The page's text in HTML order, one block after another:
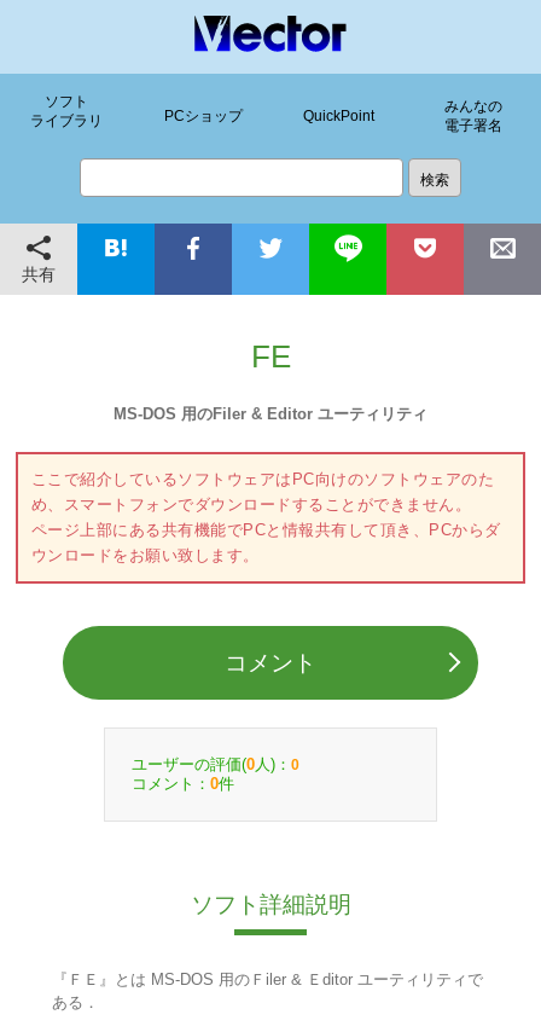
ソフト
ライブラリ
PCショップ QuickPoint
みんなの
電子署名
共有
FE
MS-DOS 用のFiler & Editor ユーティリティ
ここで紹介しているソフトウェアはPC向けのソフトウェアのた
め、スマートフォンでダウンロードすることができません。
ページ上部にある共有機能でPCと情報共有して頂き、PCからダ
ウンロードをお願い致します。
コメント
ユーザーの評価(0 人)： 0
コメント： 0件
ソフト詳細説明
『ＦＥ』とは MS-DOS 用のＦiler & Ｅditor ユーティリティで
ある．